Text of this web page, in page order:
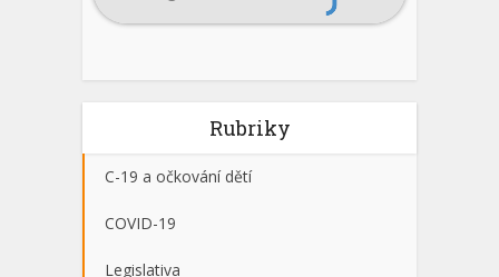
Rubriky
C-19 a očkování dětí
COVID-19
Legislativa